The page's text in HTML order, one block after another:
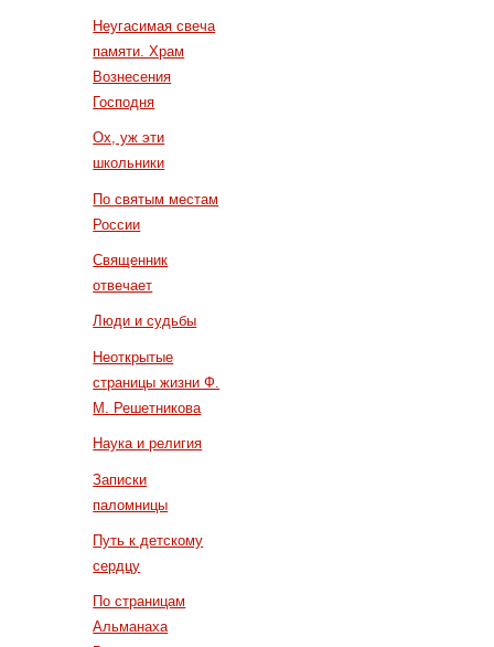
Неугасимая свеча
памяти. Храм
Вознесения
Господня
Ох, уж эти
школьники
По святым местам
России
Священник
отвечает
Люди и судьбы
Неоткрытые
страницы жизни Ф.
М. Решетникова
Наука и религия
Записки
паломницы
Путь к детскому
сердцу
По страницам
Альманаха